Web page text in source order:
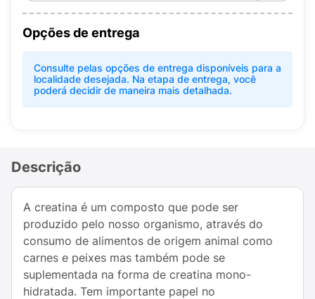
Opções de entrega
Consulte pelas opções de entrega disponíveis para a
localidade desejada. Na etapa de entrega, você
poderá decidir de maneira mais detalhada.
Descrição
A creatina é um composto que pode ser
produzido pelo nosso organismo, através do
consumo de alimentos de origem animal como
carnes e peixes mas também pode se
suplementada na forma de creatina mono-
hidratada. Tem importante papel no